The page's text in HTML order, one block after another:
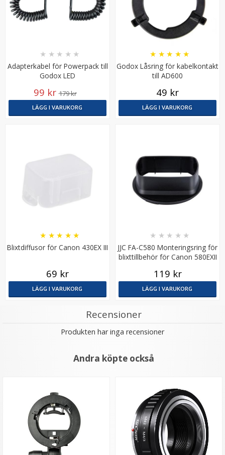
★ ★
JJC Kameraväska för spegellös systemkamera Svart
LÄGG I VARUKORG
Adapterkabel för Powerpack till
Godox LED
★ ★ ★ ★ ★
99 kr 179 kr
LÄGG I VARUKORG
Godox Låsring för kabelkontakt
till AD600
★ ★ ★ ★ ★
49 kr
LÄGG I VARUKORG
Blixtdiffusor för Canon 430EX III
★ ★ ★ ★ ★
69 kr
LÄGG I VARUKORG
JJC FA-C580 Monteringsring för
blixttillbehör för Canon 580EXII
★ ★ ★ ★ ★
119 kr
LÄGG I VARUKORG
Recensioner
Produkten har inga recensioner
Andra köpte också